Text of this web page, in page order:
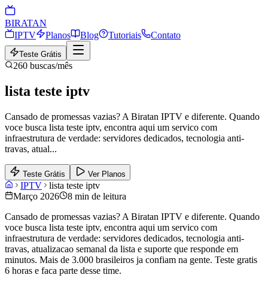
BIRATAN
IPTV
Planos Blog Tutoriais Contato
Teste Grátis
260 buscas/mês
lista teste iptv
Cansado de promessas vazias? A Biratan IPTV e diferente. Quando
voce busca lista teste iptv, encontra aqui um servico com
infraestrutura de verdade: servidores dedicados, tecnologia anti-
travas, atual...
Teste Grátis Ver Planos
IPTV
lista teste iptv
Março 2026
8 min de leitura
Cansado de promessas vazias? A Biratan IPTV e diferente. Quando
voce busca lista teste iptv, encontra aqui um servico com
infraestrutura de verdade: servidores dedicados, tecnologia anti-
travas, atualizacao semanal da lista e suporte que responde em
minutos. Mais de 3.000 brasileiros ja confiam na gente. Teste gratis
6 horas e faca parte desse time.